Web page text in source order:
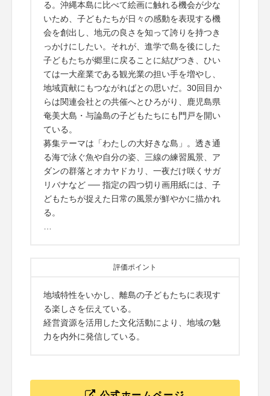
る。沖縄本島に比べて絵画に触れる機会が少な
いため、子どもたちが日々の感動を表現する機
会を創出し、地元の良さを知って誇りを持つき
っかけにしたい。それが、進学で島を後にした
子どもたちが郷里に戻ることに結びつき、ひい
ては一大産業である観光業の担い手を増やし、
地域貢献にもつながればとの思いだ。30回目か
らは関連会社との共催へとひろがり、鹿児島県
奄美大島・与論島の子どもたちにも門戸を開い
ている。
募集テーマは「わたしの大好きな島」。透き通
る海で泳ぐ魚や自分の姿、三線の練習風景、ア
ダンの群落とオカヤドカリ、一夜だけ咲くサガ
リバナなど ── 指定の四つ切り画用紙には、子
どもたちが捉えた日常の風景が鮮やかに描かれ
る。
評価ポイント
地域特性をいかし、離島の子どもたちに表現す
る楽しさを伝えている。
経営資源を活用した文化活動により、地域の魅
力を内外に発信している。